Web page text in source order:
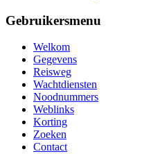
Gebruikersmenu
Welkom
Gegevens
Reisweg
Wachtdiensten
Noodnummers
Weblinks
Korting
Zoeken
Contact